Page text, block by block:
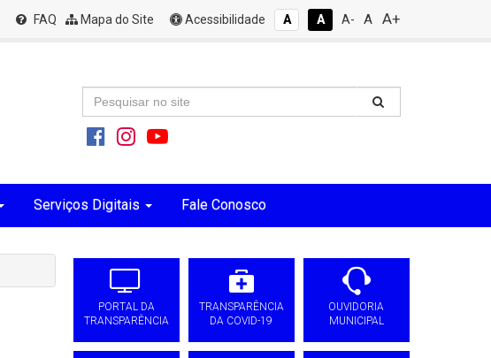
FAQ Mapa do Site Acessibilidade A A A- A A+
Serviços Digitais Fale Conosco
PORTAL DA
TRANSPARÊNCIA
TRANSPARÊNCIA
DA COVID-19
OUVIDORIA
MUNICIPAL